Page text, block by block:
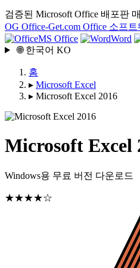
검증된 Microsoft Office 배포판
OG Office-Get.com Office 소프
MS Office
Word
🌐 한국어 KO
홈
▸ Microsoft Excel
▸ Microsoft Excel 2016
Microsoft Excel
Windows용 무료 버전 다운로드
★★★★☆